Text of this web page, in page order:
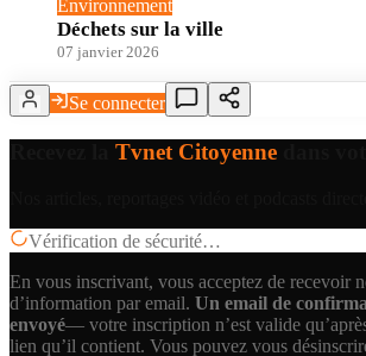
Environnement
Déchets sur la ville
07 janvier 2026
Se connecter
Tvnet Citoyenne
Vérification de sécurité…
En vous inscrivant, vous acceptez de recevoir
d’information par email. Un email de
envoyé— votre inscription n’est valide
lien qu’il contient. Vous pouvez vous